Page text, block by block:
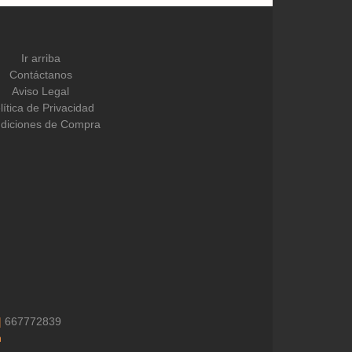
Ir arriba
Contáctanos
Aviso Legal
de Privacidad
de Compra
|667772839